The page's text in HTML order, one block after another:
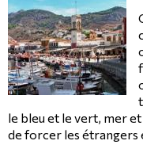
le bleu et le vert, mer
de forcer les étrangers